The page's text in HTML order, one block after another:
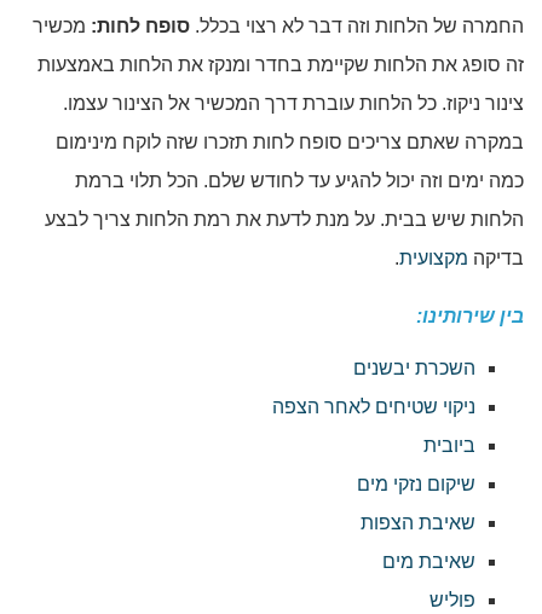
החמרה של הלחות וזה דבר לא רצוי בכלל. סופח לחות: מכשיר
זה סופג את הלחות שקיימת בחדר ומנקז את הלחות באמצעות
צינור ניקוז. כל הלחות עוברת דרך המכשיר אל הצינור עצמו.
במקרה שאתם צריכים סופח לחות תזכרו שזה לוקח מינימום
כמה ימים וזה יכול להגיע עד לחודש שלם. הכל תלוי ברמת
הלחות שיש בבית. על מנת לדעת את רמת הלחות צריך לבצע
בדיקה מקצועית.
בין שירותינו:
השכרת יבשנים
ניקוי שטיחים לאחר הצפה
ביובית
שיקום נזקי מים
שאיבת הצפות
שאיבת מים
פוליש